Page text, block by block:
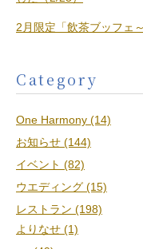
2月限定「飲茶ブッフェ
Category
One Harmony (14)
お知らせ (144)
イベント (82)
ウエディング (15)
レストラン (198)
よりなせ (1)